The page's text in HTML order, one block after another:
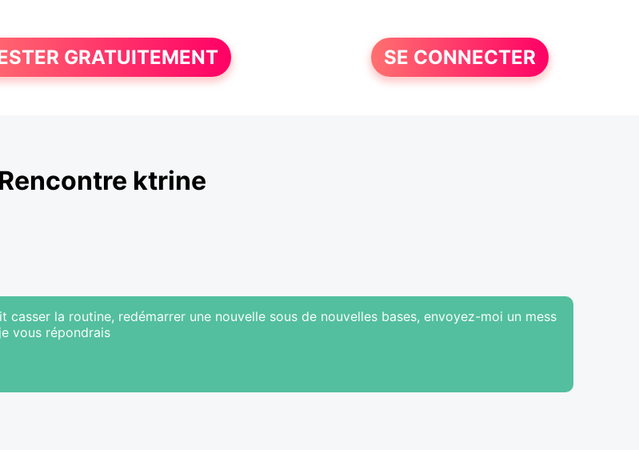
GRATUITEMENT SE CONNECTER
Rencontre ktrine
casser la routine, redémarrer une nouvelle sous de nouvelles bases, envoyez-moi un mess
vous répondrais